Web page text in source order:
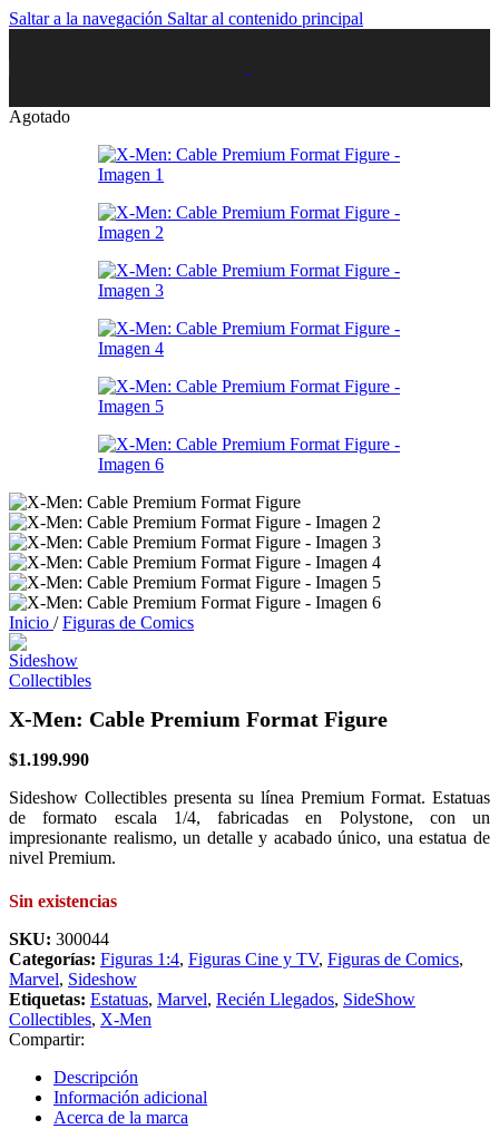
Saltar a la navegación Saltar al contenido principal
Agotado
Inicio / Figuras de Comics
X-Men: Cable Premium Format Figure
$1.199.990
Sideshow Collectibles presenta su línea Premium Format. Estatuas
de formato escala 1/4, fabricadas en Polystone, con un
impresionante realismo, un detalle y acabado único, una estatua de
nivel Premium.
Sin existencias
SKU: 300044
Categorías: Figuras 1:4, Figuras Cine y TV, Figuras de Comics,
Marvel, Sideshow
Etiquetas: Estatuas, Marvel, Recién Llegados, SideShow
Collectibles, X-Men
Compartir:
Descripción
Información adicional
Acerca de la marca